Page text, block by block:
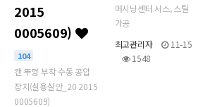
2015
0005609)
104
캔 뚜껑 부착 수동 공압
장치(실용실안_20 2015
0005609)
머시닝센터 서스, 스틸
가공
최고관리자
11-15
1548